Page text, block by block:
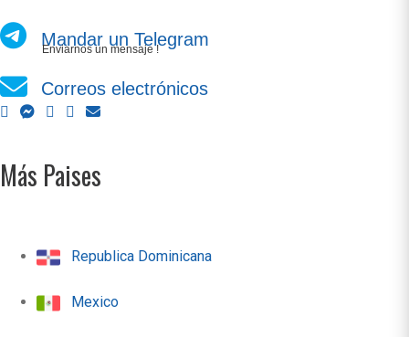
Mandar un Telegram
Enviarnos un mensaje !
Correos electrónicos
Más Paises
Republica Dominicana
Mexico